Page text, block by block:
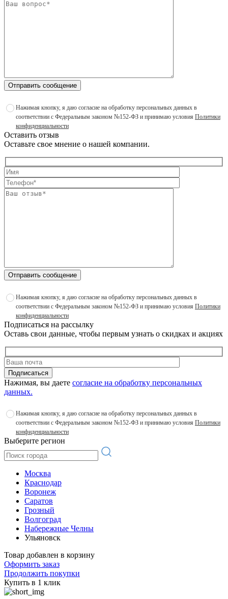
Отправить сообщение
Нажимая кнопку, я даю согласие на обработку персональных данных в
соответствии с Федеральным законом №152-ФЗ и принимаю условия Политики
конфиденциальности
Оставить отзыв
Оставьте свое мнение о нашей компании.
Отправить сообщение
Нажимая кнопку, я даю согласие на обработку персональных данных в
соответствии с Федеральным законом №152-ФЗ и принимаю условия Политики
конфиденциальности
Подписаться на рассылку
Оставь свои данные, чтобы первым узнать о скидках и акциях
Подписаться
Нажимая, вы даете согласие на обработку персональных
данных.
Нажимая кнопку, я даю согласие на обработку персональных данных в
соответствии с Федеральным законом №152-ФЗ и принимаю условия Политики
конфиденциальности
Выберите регион
Москва
Краснодар
Воронеж
Саратов
Грозный
Волгоград
Набережные Челны
Ульяновск
Товар добавлен в корзину
Оформить заказ
Продолжить покупки
Купить в 1 клик